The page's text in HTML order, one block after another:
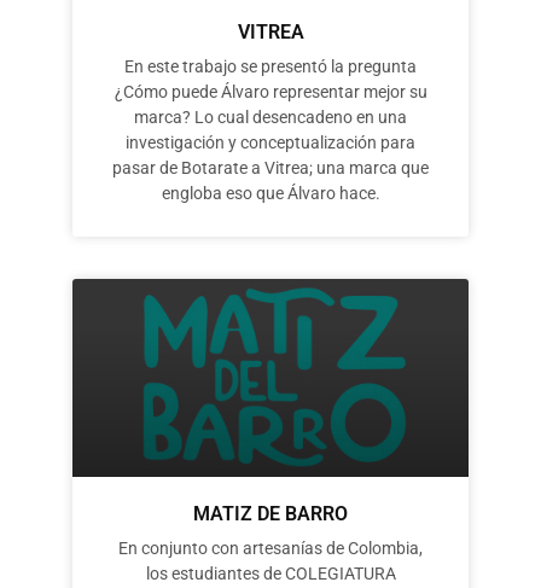
VITREA
En este trabajo se presentó la pregunta
¿Cómo puede Álvaro representar mejor su
marca? Lo cual desencadeno en una
investigación y conceptualización para
pasar de Botarate a Vitrea; una marca que
engloba eso que Álvaro hace.
MATIZ DE BARRO
En conjunto con artesanías de Colombia,
los estudiantes de COLEGIATURA